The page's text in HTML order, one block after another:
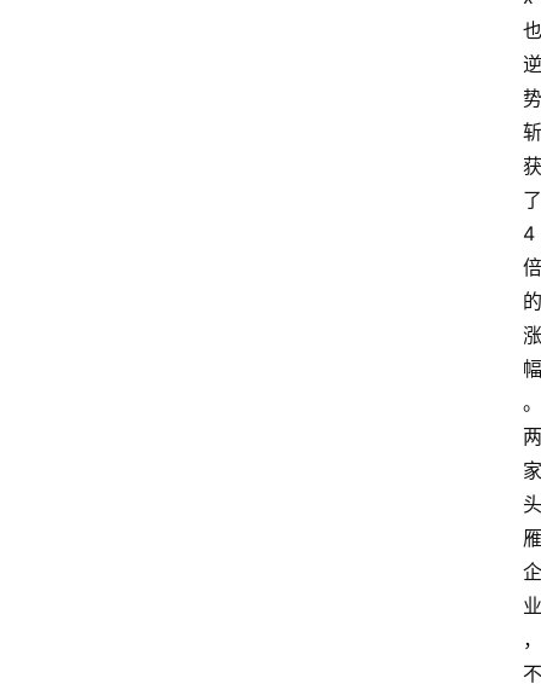
也
逆
势
斩
获
了
4
倍
的
涨
幅
。
两
家
头
雁
企
业
，
不